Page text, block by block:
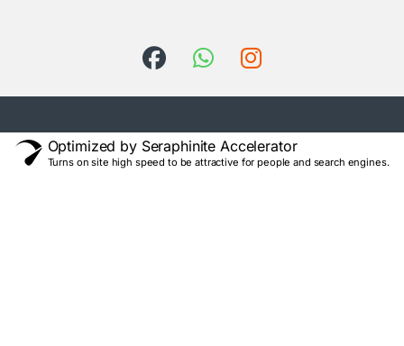
Optimized by Seraphinite Accelerator
Turns on site high speed to be attractive for people and search engines.